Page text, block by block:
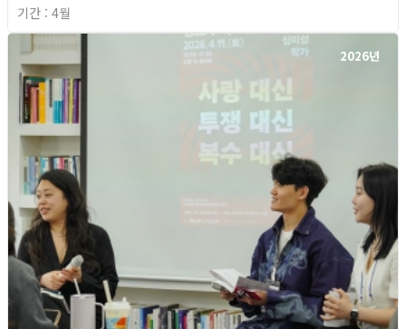
기간 : 4월
2026년